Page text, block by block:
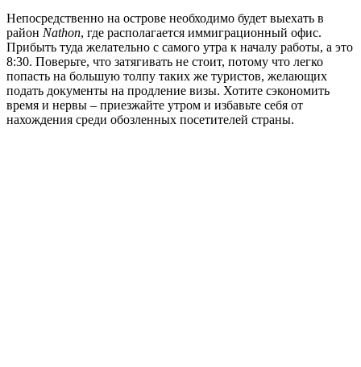
Непосредственно на острове необходимо будет выехать в
район Nathon, где располагается иммиграционный офис.
Прибыть туда желательно с самого утра к началу работы, а это
8:30. Поверьте, что затягивать не стоит, потому что легко
попасть на большую толпу таких же туристов, желающих
подать документы на продление визы. Хотите сэкономить
время и нервы – приезжайте утром и избавьте себя от
нахождения среди обозленных посетителей страны.